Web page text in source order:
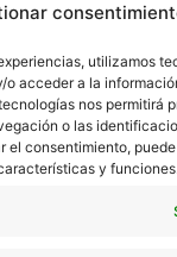
utilizamos
acceder a la
nos permitirá
o las
el consentimiento,
y